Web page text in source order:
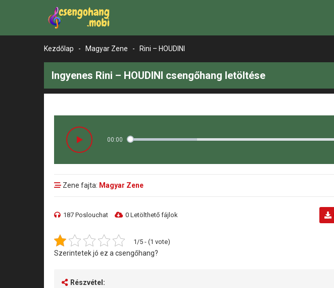
Kezdőlap - Magyar Zene - Rini – HOUDINI
Ingyenes Rini – HOUDINI csengőhang letöltése
00:00
Zene fajta: Magyar Zene
187 Poslouchat 0 Letölthető fájlok
1/5 - (1 vote)
Szerintetek jó ez a csengőhang?
Részvétel: